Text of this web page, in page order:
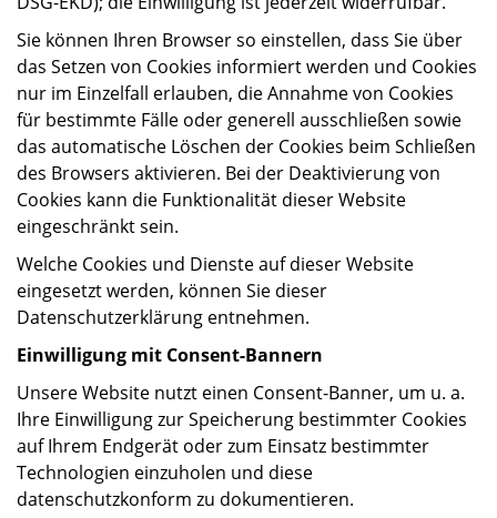
Sie können Ihren Browser so einstellen, dass Sie über
das Setzen von Cookies informiert werden und Cookies
nur im Einzelfall erlauben, die Annahme von Cookies
für bestimmte Fälle oder generell ausschließen sowie
das automatische Löschen der Cookies beim Schließen
des Browsers aktivieren. Bei der Deaktivierung von
Cookies kann die Funktionalität dieser Website
eingeschränkt sein.
Welche Cookies und Dienste auf dieser Website
eingesetzt werden, können Sie dieser
Datenschutzerklärung entnehmen.
Einwilligung mit Consent-Bannern
Unsere Website nutzt einen Consent-Banner, um u. a.
Ihre Einwilligung zur Speicherung bestimmter Cookies
auf Ihrem Endgerät oder zum Einsatz bestimmter
Technologien einzuholen und diese
datenschutzkonform zu dokumentieren.